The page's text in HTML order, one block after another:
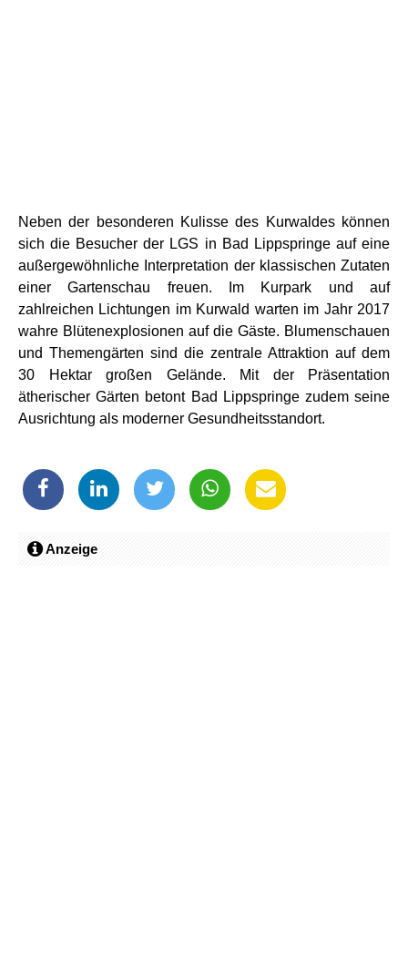
Neben der besonderen Kulisse des Kurwaldes können
sich die Besucher der LGS in Bad Lippspringe auf eine
außergewöhnliche Interpretation der klassischen Zutaten
einer Gartenschau freuen. Im Kurpark und auf
zahlreichen Lichtungen im Kurwald warten im Jahr 2017
wahre Blütenexplosionen auf die Gäste. Blumenschauen
und Themengärten sind die zentrale Attraktion auf dem
30 Hektar großen Gelände. Mit der Präsentation
ätherischer Gärten betont Bad Lippspringe zudem seine
Ausrichtung als moderner Gesundheitsstandort.
Anzeige